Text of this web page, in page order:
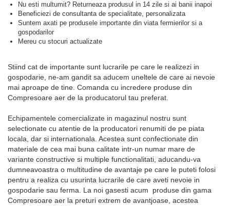
Nu esti multumit? Returneaza produsul in 14 zile si ai banii inapoi
Beneficiezi de consultanta de specialitate, personalizata
Suntem axati pe produsele importante din viata fermierilor si a
gospodarilor
Mereu cu stocuri actualizate
Stiind cat de importante sunt lucrarile pe care le realizezi in
gospodarie, ne-am gandit sa aducem uneltele de care ai nevoie
mai aproape de tine. Comanda cu incredere produse din
Compresoare aer de la producatorul tau preferat.
Echipamentele comercializate in magazinul nostru sunt
selectionate cu atentie de la producatori renumiti de pe piata
locala, dar si internationala. Acestea sunt confectionate din
materiale de cea mai buna calitate intr-un numar mare de
variante constructive si multiple functionalitati, aducandu-va
dumneavoastra o multitudine de avantaje pe care le puteti folosi
pentru a realiza cu usurinta lucrarile de care aveti nevoie in
gospodarie sau ferma. La noi gasesti acum produse din gama
Compresoare aer la preturi extrem de avantjoase, acestea